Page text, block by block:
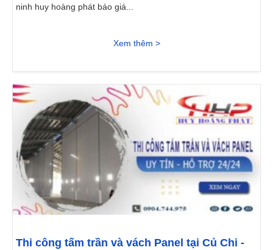
ninh huy hoàng phát báo giá...
Xem thêm >
Thi công tấm trần và vách Panel tại Củ Chi -